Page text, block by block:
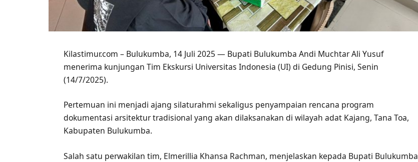
Kilastimur.com – Bulukumba, 14 Juli 2025 — Bupati Bulukumba Andi Muchtar Ali Yusuf
menerima kunjungan Tim Ekskursi Universitas Indonesia (UI) di Gedung Pinisi, Senin
(14/7/2025).
Pertemuan ini menjadi ajang silaturahmi sekaligus penyampaian rencana program
dokumentasi arsitektur tradisional yang akan dilaksanakan di wilayah adat Kajang, Tana Toa,
Kabupaten Bulukumba.
Salah satu perwakilan tim, Elmerillia Khansa Rachman, menjelaskan kepada Bupati Bulukumba